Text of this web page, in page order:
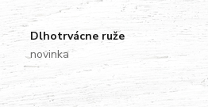
Dlhotrvácne ruže
novinka